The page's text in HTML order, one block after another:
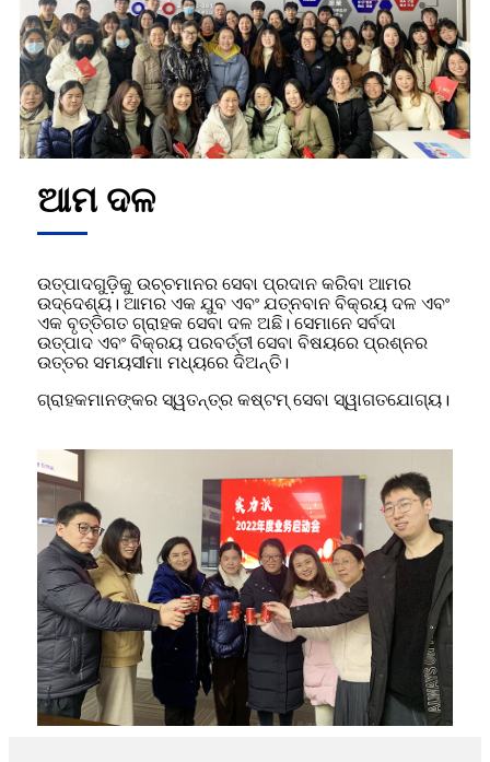
ଆମ ଦଳ
ଉତ୍ପାଦଗୁଡ଼ିକୁ ଉଚ୍ଚମାନର ସେବା ପ୍ରଦାନ କରିବା ଆମର
ଉଦ୍ଦେଶ୍ୟ। ଆମର ଏକ ଯୁବ ଏବଂ ଯତ୍ନବାନ ବିକ୍ରୟ ଦଳ ଏବଂ
ଏକ ବୃତ୍ତିଗତ ଗ୍ରାହକ ସେବା ଦଳ ଅଛି। ସେମାନେ ସର୍ବଦା
ଉତ୍ପାଦ ଏବଂ ବିକ୍ରୟ ପରବର୍ତ୍ତୀ ସେବା ବିଷୟରେ ପ୍ରଶ୍ନର
ଉତ୍ତର ସମୟସୀମା ମଧ୍ୟରେ ଦିଅନ୍ତି।
ଗ୍ରାହକମାନଙ୍କର ସ୍ୱତନ୍ତ୍ର କଷ୍ଟମ୍ ସେବା ସ୍ୱାଗତଯୋଗ୍ୟ।